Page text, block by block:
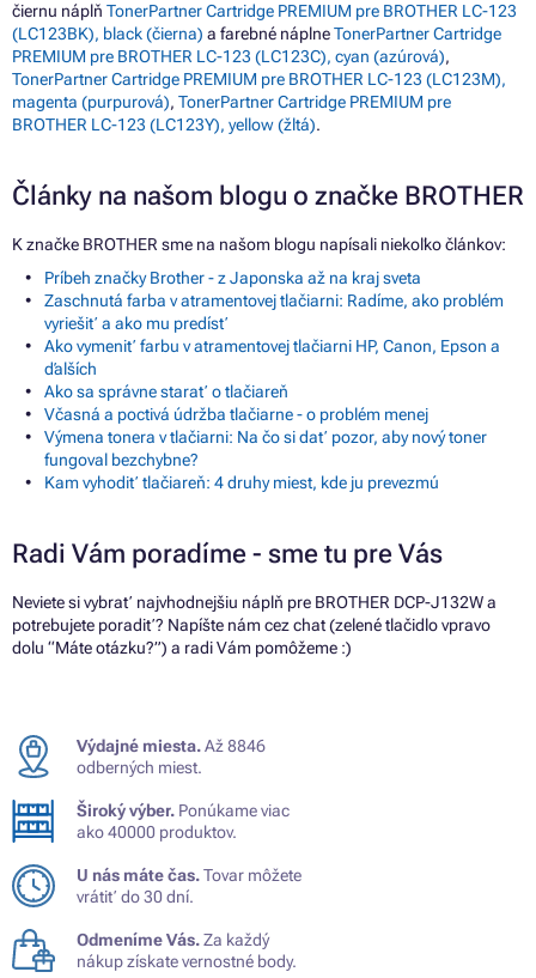
čiernu náplň TonerPartner Cartridge PREMIUM pre BROTHER LC-123
(LC123BK), black (čierna) a farebné náplneTonerPartner Cartridge
PREMIUM pre BROTHER LC-123 (LC123C), cyan (azúrová),
TonerPartner Cartridge PREMIUM pre BROTHER LC-123 (LC123M),
magenta (purpurová), TonerPartner Cartridge PREMIUM pre
BROTHER LC-123 (LC123Y), yellow (žltá).
Články na našom blogu o značke BROTHER
K značke BROTHER sme na našom blogu napísali niekoľko článkov:
Príbeh značky Brother - z Japonska až na kraj sveta
Zaschnutá farba v atramentovej tlačiarni: Radíme, ako problém
vyriešiť a ako mu predísť
Ako vymeniť farbu v atramentovej tlačiarni HP, Canon, Epson a
ďalších
Ako sa správne starať o tlačiareň
Včasná a poctivá údržba tlačiarne - o problém menej
Výmena tonera v tlačiarni: Na čo si dať pozor, aby nový toner
fungoval bezchybne?
Kam vyhodiť tlačiareň: 4 druhy miest, kde ju prevezmú
Radi Vám poradíme - sme tu pre Vás
Neviete si vybrať najvhodnejšiu náplň pre BROTHER DCP-J132W a
potrebujete poradiť? Napíšte nám cez chat (zelené tlačidlo vpravo
dolu “Máte otázku?”) a radi Vám pomôžeme :)
Výdajné miesta.Až 8846
odberných miest.
Široký výber. Ponúkame viac
ako 40000 produktov.
U nás máte čas.Tovar môžete
vrátiť do 30 dní.
Odmeníme Vás.Za každý
nákup získate vernostné body.